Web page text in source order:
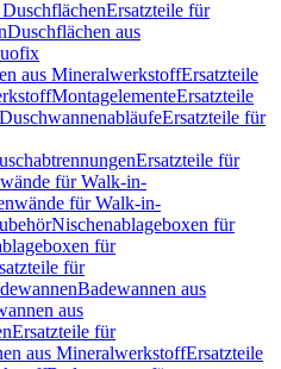
Ersatzteile für
Duschflächen aus
aus MineralwerkstoffErsatzteile
MontagelementeErsatzteile
Ersatzteile für
Ersatzteile für
für Walk-in-
für Walk-in-
Nischenablageboxen für
für
für
Badewannen aus
aus
Ersatzteile für
aus MineralwerkstoffErsatzteile